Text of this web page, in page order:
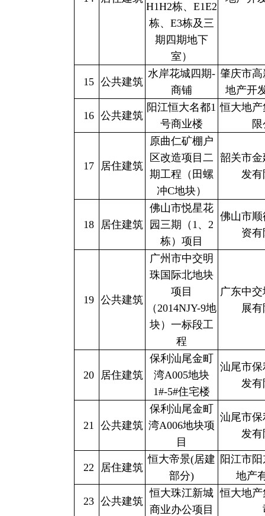
H1H2栋、E1E2
栋、E3栋及三
期四期地下
室）
15 公共建筑
水岸花城四期-
商铺
肇庆市
地产开
16 公共建筑
阳江恒大名都1
号商业楼
恒大地
17 居住建筑
原曲仁矿棚户
区改造项目二
期工程（田螺
冲C地块）
韶关市
发有
18 居住建筑
佛山市悦星花
园三期（1、2
栋）项目
佛山市
资
19 公共建筑
广州市中交明
珠国际北地块
项目
（2014NJY-9地
块）一标段工
程
广东中
展
20 居住建筑
保利汕尾金町
湾A005地块
1#-5#住宅楼
汕尾市
发有
21 公共建筑
保利汕尾金町
湾A006地块项
目
汕尾市
发有
22 居住建筑
恒大帝景(居建
部分)
阳江市
地产
23 公共建筑
恒大珠江新城
商业办公项目
恒大地